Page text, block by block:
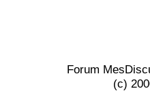
Forum
(c)